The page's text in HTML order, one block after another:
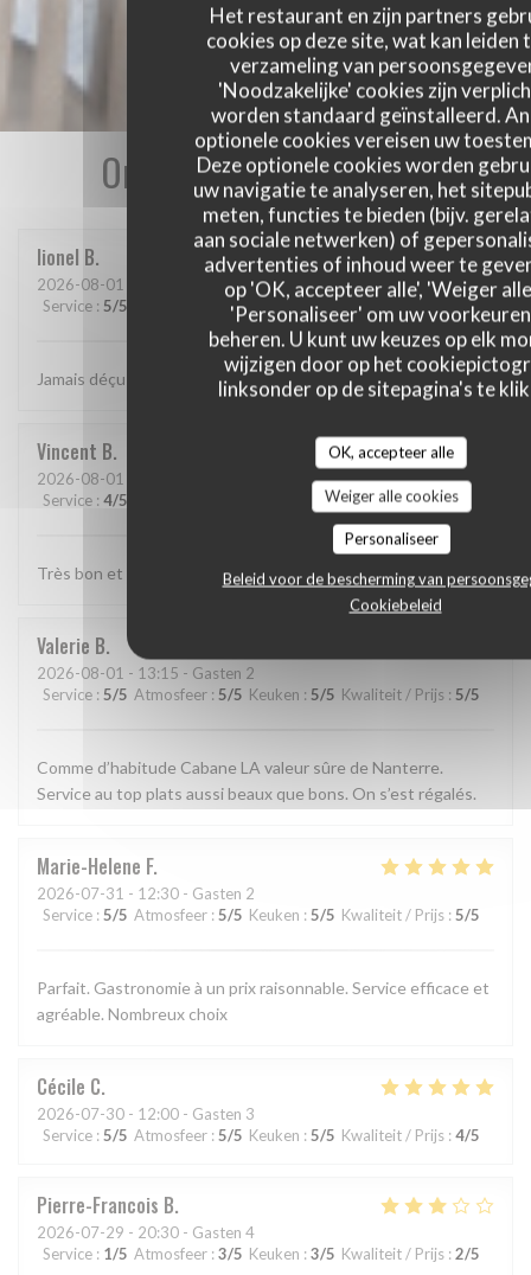
Het restaurant en zijn partners
cookies op deze site, wat kan leiden
verzameling van
'Noodzakelijke' cookies zijn
worden standaard geïnstalleerd.
optionele cookies vereisen uw
Deze optionele cookies worden
uw navigatie te analyseren, het
meten, functies te bieden (bijv.
aan sociale netwerken) of
advertenties of inhoud weer te
op 'OK, accepteer alle', 'Weiger
'Personaliseer' om uw
beheren. U kunt uw keuzes op elk
wijzigen door op het
linksonder op de sitepagina's te
OK, accepteer alle
Weiger alle cookies
Personaliseer
Beleid voor de bescherming van
Cookiebeleid
Onze gastbeoordelingen
lionel B
2026-08-01
- 20:15 - Gasten 2
Service : 5/5 /5 Keuken 5 Kwaliteit / Prijs /5
Jamais déçu chez cabane.. jf Bury et ses lutins sont au top..
Vincent B
2026-08-01
Service : 4/5 /5 Kwaliteit / Prijs:5
Très bon et très bien presenté
Valerie B
2026-08-01 - 13:15 - Gasten 2
Service : 5/5 Atmosfeer : 5/5 Keuken : 5/5 Kwaliteit / Prijs : 5/5
Comme d’habitude Cabane LA valeur sûre de Nanterre.
Service au top plats aussi beaux que bons. On s’est régalés.
Marie-Helene F
2026-07-31 - 12:30 - Gasten 2
Service : 5/5 Atmosfeer : 5/5 Keuken : 5/5 Kwaliteit / Prijs : 5/5
Parfait. Gastronomie à un prix raisonnable. Service efficace et
agréable. Nombreux choix
Cécile C
2026-07-30 - 12:00 - Gasten 3
Service : 5/5 Atmosfeer : 5/5 Keuken : 5/5 Kwaliteit / Prijs : 4/5
Pierre-Francois B
2026-07-29 - 20:30 - Gasten 4
Service : 1/5 Atmosfeer : 3/5 Keuken : 3/5 Kwaliteit / Prijs : 2/5